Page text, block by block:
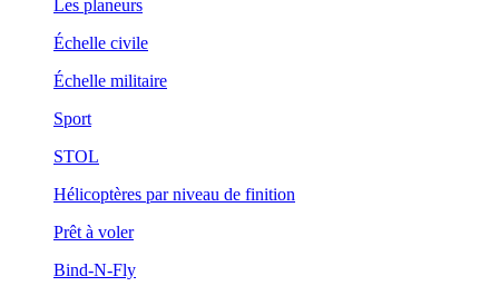
Les planeurs
Échelle civile
Échelle militaire
Sport
STOL
Hélicoptères par niveau de finition
Prêt à voler
Bind-N-Fly